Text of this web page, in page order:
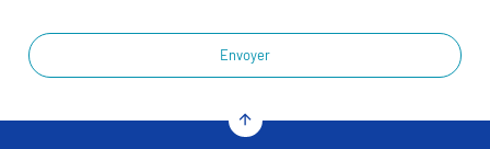
Envoyer
arrow_upward